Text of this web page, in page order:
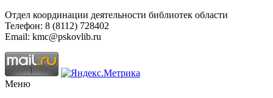
Отдел координации деятельности библиотек области
Телефон: 8 (8112) 728402
Email: kmc@pskovlib.ru
Меню